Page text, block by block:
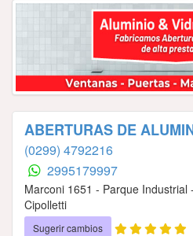
ABERTURAS DE
(0299) 4792216
2995179997
Marconi 1651 - Parque Industrial
Cipolletti
Sugerir cambios